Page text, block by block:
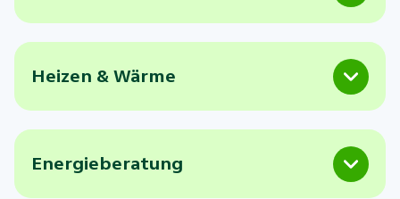
Heizen & Wärme
Energieberatung